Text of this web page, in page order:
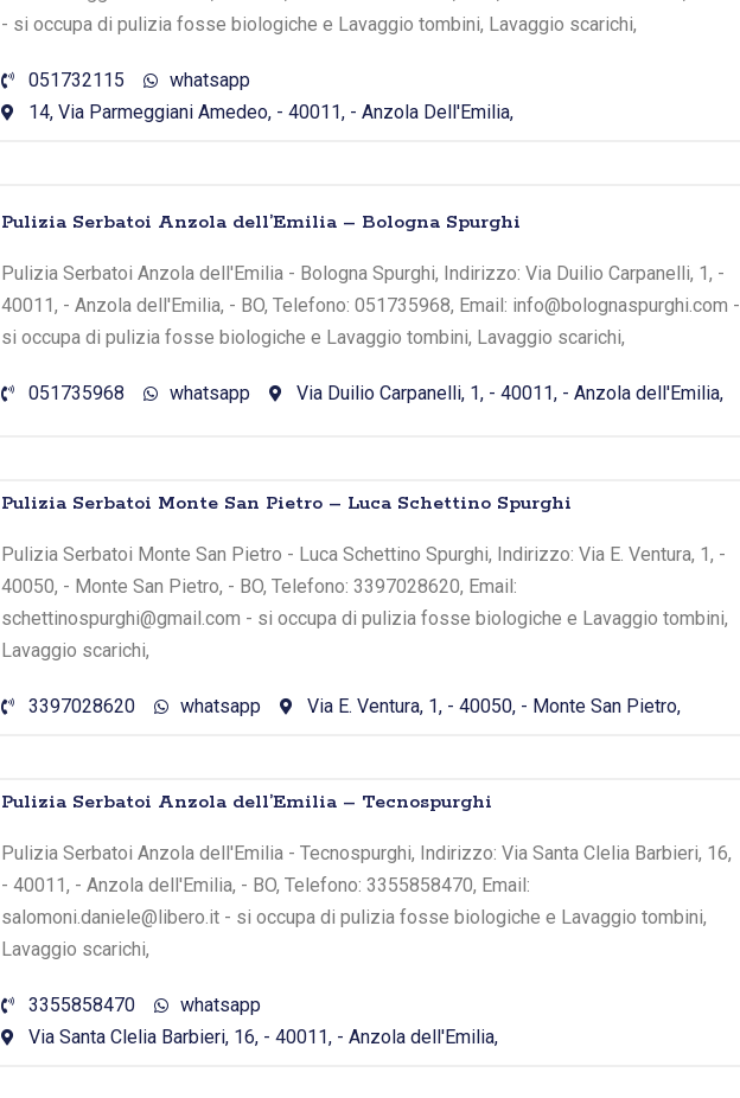
- si occupa di pulizia fosse biologiche e Lavaggio tombini, Lavaggio scarichi,
051732115
whatsapp
14, Via Parmeggiani Amedeo, - 40011, - Anzola Dell'Emilia,
Pulizia Serbatoi Anzola dell’Emilia – Bologna Spurghi
Pulizia Serbatoi Anzola dell'Emilia - Bologna Spurghi, Indirizzo: Via Duilio Carpanelli, 1, -
40011, - Anzola dell'Emilia, - BO, Telefono: 051735968, Email: info@bolognaspurghi.com -
si occupa di pulizia fosse biologiche e Lavaggio tombini, Lavaggio scarichi,
051735968 whatsapp Via Duilio Carpanelli, 1, - 40011, - Anzola dell'Emilia,
Pulizia Serbatoi Monte San Pietro – Luca Schettino Spurghi
Pulizia Serbatoi Monte San Pietro - Luca Schettino Spurghi, Indirizzo: Via E. Ventura, 1, -
40050, - Monte San Pietro, - BO, Telefono: 3397028620, Email:
schettinospurghi@gmail.com - si occupa di pulizia fosse biologiche e Lavaggio tombini,
Lavaggio scarichi,
3397028620 whatsapp Via E. Ventura, 1, - 40050, - Monte San Pietro,
Pulizia Serbatoi Anzola dell’Emilia – Tecnospurghi
Pulizia Serbatoi Anzola dell'Emilia - Tecnospurghi, Indirizzo: Via Santa Clelia Barbieri, 16,
- 40011, - Anzola dell'Emilia, - BO, Telefono: 3355858470, Email:
salomoni.daniele@libero.it - si occupa di pulizia fosse biologiche e Lavaggio tombini,
Lavaggio scarichi,
3355858470
whatsapp
Via Santa Clelia Barbieri, 16, - 40011, - Anzola dell'Emilia,